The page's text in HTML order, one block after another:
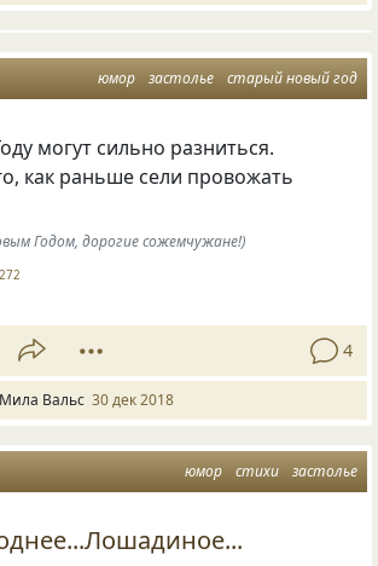
юмор застолье старый новый год
могут сильно разниться.
, как раньше сели провожать
Годом, дорогие сожемчужане!)
272
4
Мила Вальс 30 дек 2018
юмор стихи застолье